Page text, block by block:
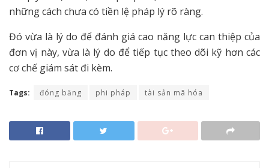
những cách chưa có tiền lệ pháp lý rõ ràng.
Đó vừa là lý do để đánh giá cao năng lực can thiệp của
đơn vị này, vừa là lý do để tiếp tục theo dõi kỹ hơn các
cơ chế giám sát đi kèm.
Tags: đóng băng phi pháp tài sản mã hóa